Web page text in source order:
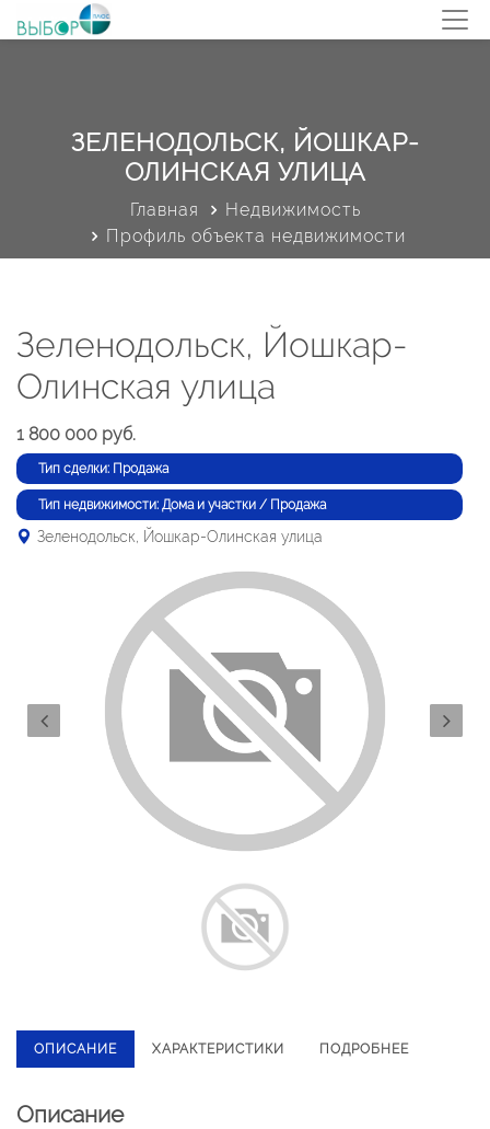
ЗЕЛЕНОДОЛЬСК, ЙОШКАР-
ОЛИНСКАЯ УЛИЦА
Главная
Недвижимость
Профиль объекта недвижимости
Зеленодольск, Йошкар-
Олинская улица
1 800 000 руб.
Тип сделки: Продажа
Тип недвижимости: Дома и участки / Продажа
Зеленодольск, Йошкар-Олинская улица
ОПИСАНИЕ ХАРАКТЕРИСТИКИ ПОДРОБНЕЕ
Описание